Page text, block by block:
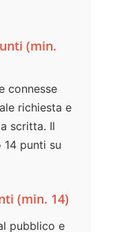
(min.
connesse
richiesta e
scritta. Il
14 punti su
(min. 14)
pubblico e